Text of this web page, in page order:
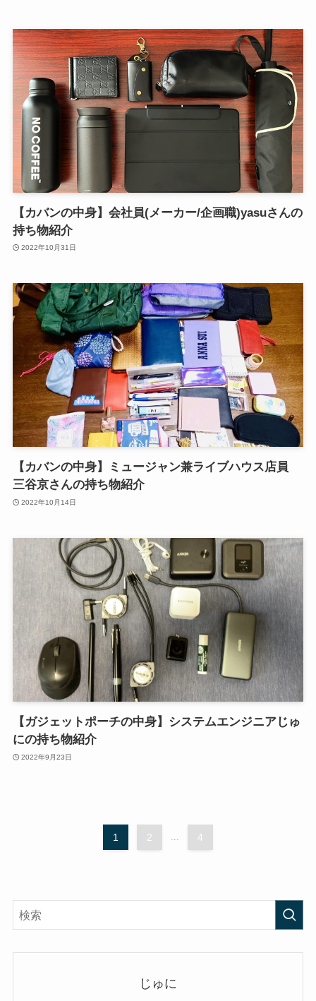
【カバンの中身】会社員(メーカー/企画職)yasuさんの
持ち物紹介
2022年10月31日
【カバンの中身】ミュージャン兼ライブハウス店員
三谷京さんの持ち物紹介
2022年10月14日
【ガジェットポーチの中身】システムエンジニアじゅ
にの持ち物紹介
2022年9月23日
1 2 ... 4
じゅに